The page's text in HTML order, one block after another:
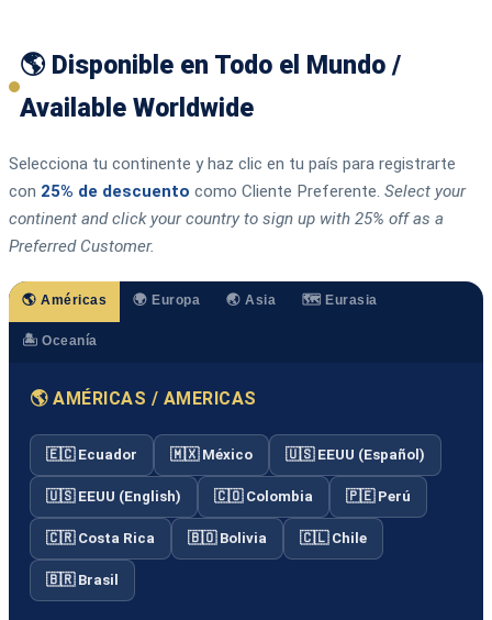
🌎 Disponible en Todo el Mundo /
Available Worldwide
Selecciona tu continente y haz clic en tu país para registrarte
con 25% de descuento como Cliente Preferente. Select your
continent and click your country to sign up with 25% off as a
Preferred Customer.
🌎 Américas 🌍 Europa 🌏 Asia 🗺️ Eurasia
🏝️ Oceanía
🌎 AMÉRICAS / AMERICAS
🇪🇨 Ecuador 🇲🇽 México 🇺🇸 EEUU (Español)
🇺🇸 EEUU (English) 🇨🇴 Colombia 🇵🇪 Perú
🇨🇷 Costa Rica 🇧🇴 Bolivia 🇨🇱 Chile
🇧🇷 Brasil